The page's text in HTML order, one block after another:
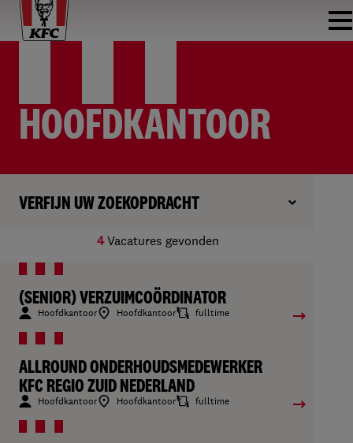
HOOFDKANTOOR
VERFIJN UW ZOEKOPDRACHT
4Vacatures gevonden
(SENIOR) VERZUIMCOÖRDINATOR
Hoofdkantoor Hoofdkantoor fulltime
ALLROUND ONDERHOUDSMEDEWERKER
KFC REGIO ZUID NEDERLAND
Hoofdkantoor Hoofdkantoor fulltime